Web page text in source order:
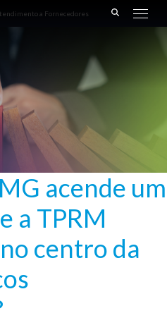
a Fornecedores
acende um
a TPRM
centro da